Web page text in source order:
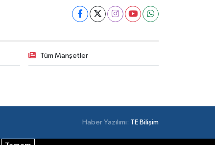
Tüm Manşetler
Haber Yazılımı: TE Bilişim